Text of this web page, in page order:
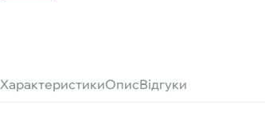
ХарактеристикиОписВідгуки